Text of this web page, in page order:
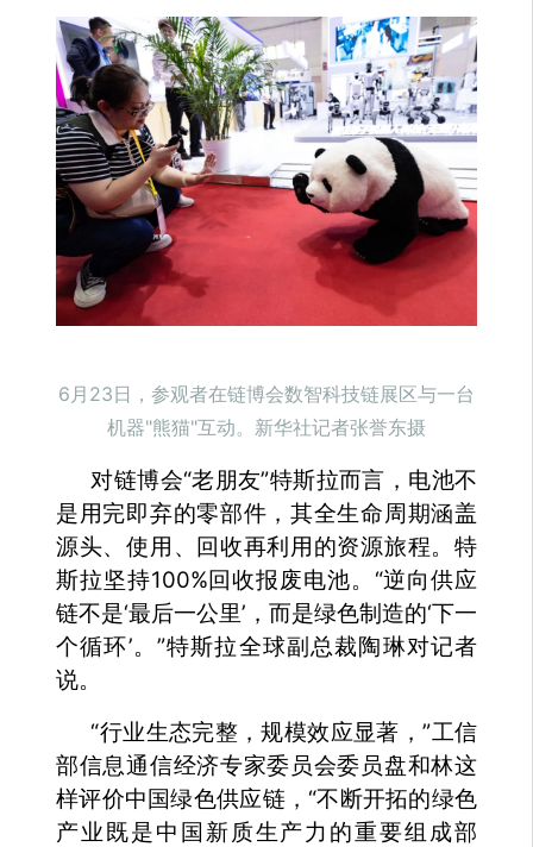
6月23日，参观者在链博会数智科技链展区与一台
机器"熊猫"互动。新华社记者张誉东摄
对链博会“老朋友”特斯拉而言，电池不
是用完即弃的零部件，其全生命周期涵盖
源头、使用、回收再利用的资源旅程。特
斯拉坚持100%回收报废电池。“逆向供应
链不是‘最后一公里’，而是绿色制造的‘下一
个循环’。”特斯拉全球副总裁陶琳对记者
说。
“行业生态完整，规模效应显著，”工信
部信息通信经济专家委员会委员盘和林这
样评价中国绿色供应链，“不断开拓的绿色
产业既是中国新质生产力的重要组成部